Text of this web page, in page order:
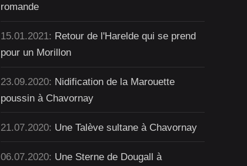
romande
15.01.2021: Retour de l'Harelde qui se prend
pour un Morillon
23.09.2020: Nidification de la Marouette
poussin à Chavornay
21.07.2020: Une Talève sultane à Chavornay
06.07.2020: Une Sterne de Dougall à